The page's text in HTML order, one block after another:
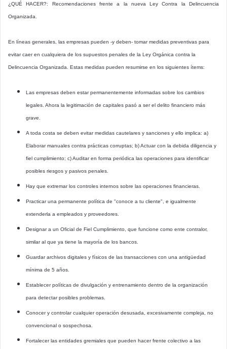
¿QUÉ HACER?: Recomendaciones frente a la nueva Ley Contra la Delincuencia
Organizada.
En líneas generales, las empresas pueden -y deben- tomar medidas preventivas para
evitar caer en cualquiera de los supuestos penales de la Ley Orgánica contra la
Delincuencia Organizada. Estas medidas pueden resumirse en los siguientes ítems:
Las empresas deben estar permanentemente informadas sobre los cambios
legales. Ahora la legitimación de capitales pasó a ser el delito financiero más
grave.
A toda costa se deben evitar medidas cautelares y sanciones y ello implica: a)
Elaborar manuales contra prácticas corruptas; b) Actuar con la debida diligencia y
fiel cumplimiento; c) Auditar en forma periódica las operaciones para identificar
posibles riesgos y pasivos penales.
Hay que extremar los controles internos sobre las operaciones financieras.
Practicar una permanente política de "conoce a tu cliente", e igualmente
extenderla a empleados y proveedores.
Designar a un Oficial de Fiel Cumplimiento, que funcione como ente contralor,
similar al que ya tiene la mayoría de los bancos.
Guardar archivos digitales y físicos de las transacciones con una antigüedad
mínima de 5 años.
Establecer políticas de divulgación y entrenamiento dentro de la organización
para detectar posibles problemas.
Conocer y controlar cualquier operación desusada, excesivamente compleja, no
convencional o sospechosa.
Fortalecer las entidades gremiales que pueden hacer frente colectivo a las